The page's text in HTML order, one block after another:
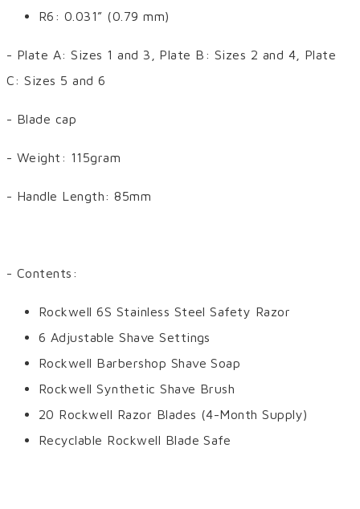
R6: 0.031” (0.79 mm)
- Plate A: Sizes 1 and 3, Plate B: Sizes 2 and 4, Plate
C: Sizes 5 and 6
- Blade cap
- Weight: 115gram
- Handle Length: 85mm
- Contents:
Rockwell 6S Stainless Steel Safety Razor
6 Adjustable Shave Settings
Rockwell Barbershop Shave Soap
Rockwell Synthetic Shave Brush
20 Rockwell Razor Blades (4-Month Supply)
Recyclable Rockwell Blade Safe